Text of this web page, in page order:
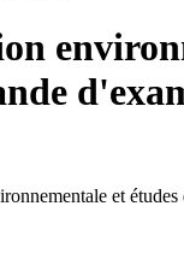
et études